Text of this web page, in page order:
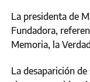
La presidenta de
Fundadora,
Memoria, la
La desaparición